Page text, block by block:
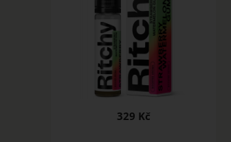
329 Kč